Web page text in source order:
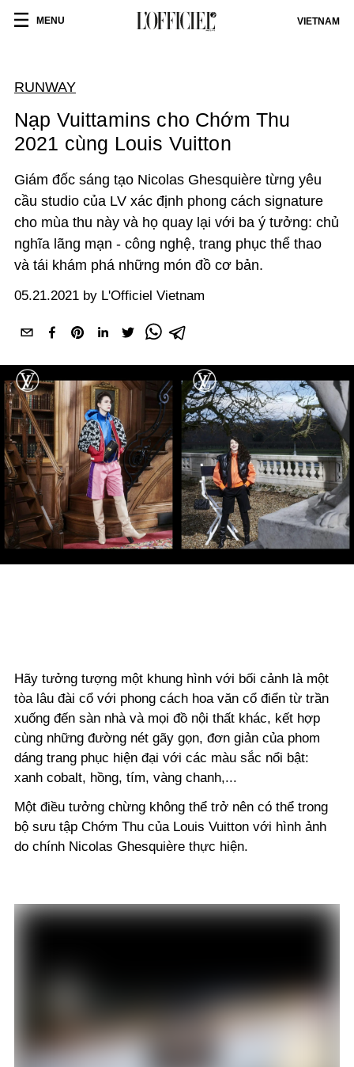
MENU VIETNAM
RUNWAY
Nạp Vuittamins cho Chớm Thu
2021 cùng Louis Vuitton
Giám đốc sáng tạo Nicolas Ghesquière từng yêu
cầu studio của LV xác định phong cách signature
cho mùa thu này và họ quay lại với ba ý tưởng: chủ
nghĩa lãng mạn - công nghệ, trang phục thể thao
và tái khám phá những món đồ cơ bản.
05.21.2021 by L'Officiel Vietnam
Hãy tưởng tượng một khung hình với bối cảnh là một
tòa lâu đài cổ với phong cách hoa văn cổ điển từ trần
xuống đến sàn nhà và mọi đồ nội thất khác, kết hợp
cùng những đường nét gãy gọn, đơn giản của phom
dáng trang phục hiện đại với các màu sắc nổi bật:
xanh cobalt, hồng, tím, vàng chanh,...
Một điều tưởng chừng không thể trở nên có thể trong
bộ sưu tập Chớm Thu của Louis Vuitton với hình ảnh
do chính Nicolas Ghesquière thực hiện.